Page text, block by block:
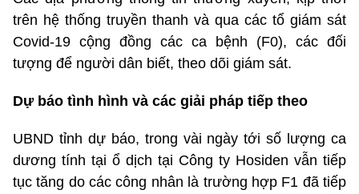
trên hệ thống truyền thanh và qua các tổ giám sát
Covid-19 cộng đồng các ca bệnh (F0), các đối
tượng để người dân biết, theo dõi giám sát.
Dự báo tình hình và các giải pháp tiếp theo
UBND tỉnh dự báo, trong vài ngày tới số lượng ca
dương tính tại ổ dịch tại Công ty Hosiden vẫn tiếp
tục tăng do các công nhân là trường hợp F1 đã tiếp